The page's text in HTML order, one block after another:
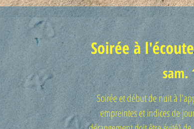
Soirée à
sam.
Soirée et début de nuit à
empreintes et indices de